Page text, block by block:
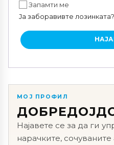
Запамти ме
Ја заборавивте лозинката?
МОЈ ПРОФИЛ
Најавете се за да ги
нарачките,